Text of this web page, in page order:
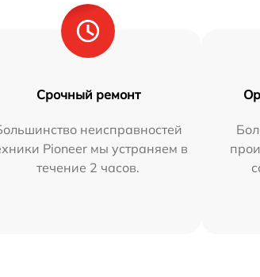
Срочный ремонт
неисправностей
Pioneer мы устраняем в
течение 2 часов.